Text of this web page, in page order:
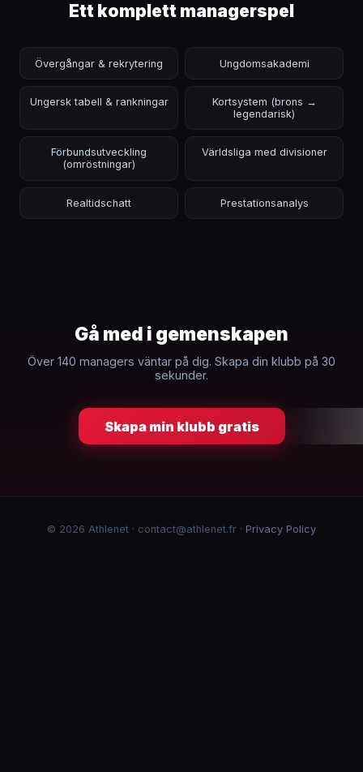
Ett komplett managerspel
Övergångar & rekrytering Ungdomsakademi
Ungersk tabell & rankningar
Kortsystem (brons →
legendarisk)
Förbundsutveckling
(omröstningar)
Världsliga med divisioner
Realtidschatt Prestationsanalys
Gå med i gemenskapen
Över 140 managers väntar på dig. Skapa din klubb på 30
sekunder.
Skapa min klubb gratis
© 2026 Athlenet · contact@athlenet.fr · Privacy Policy